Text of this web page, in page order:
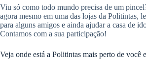
Viu só como todo mundo precisa de um
agora mesmo em uma das lojas da Politintas,
para alguns amigos e ainda ajudar a casa de
Contamos com a sua participação!
Veja onde está a Politintas mais perto de você